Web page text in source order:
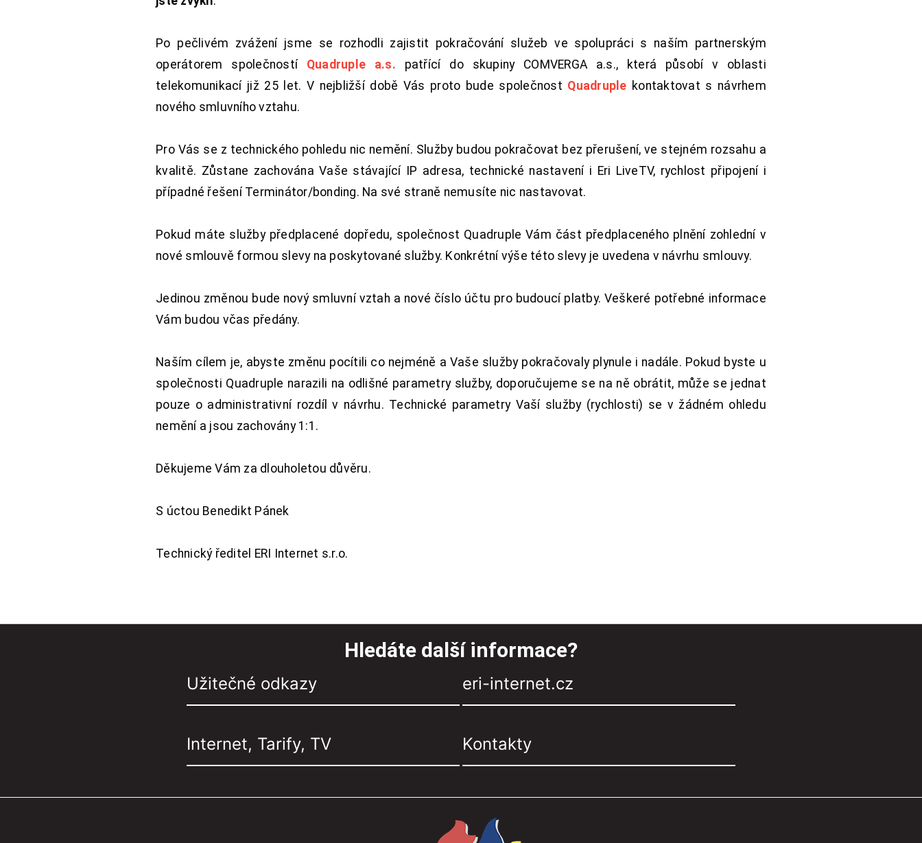
Po pečlivém zvážení jsme se rozhodli zajistit pokračování služeb ve spolupráci s naším partnerským
operátorem společností Quadruple a.s. patřící do skupiny COMVERGA a.s., která působí v oblasti
telekomunikací již 25 let. V nejbližší době Vás proto bude společnost Quadruple kontaktovat s návrhem
nového smluvního vztahu.
Pro Vás se z technického pohledu nic nemění. Služby budou pokračovat bez přerušení, ve stejném rozsahu a
kvalitě. Zůstane zachována Vaše stávající IP adresa, technické nastavení i Eri LiveTV, rychlost připojení i
případné řešení Terminátor/bonding. Na své straně nemusíte nic nastavovat.
Pokud máte služby předplacené dopředu, společnost Quadruple Vám část předplaceného plnění zohlední v
nové smlouvě formou slevy na poskytované služby. Konkrétní výše této slevy je uvedena v návrhu smlouvy.
Jedinou změnou bude nový smluvní vztah a nové číslo účtu pro budoucí platby. Veškeré potřebné informace
Vám budou včas předány.
Naším cílem je, abyste změnu pocítili co nejméně a Vaše služby pokračovaly plynule i nadále. Pokud byste u
společnosti Quadruple narazili na odlišné parametry služby, doporučujeme se na ně obrátit, může se jednat
pouze o administrativní rozdíl v návrhu. Technické parametry Vaší služby (rychlosti) se v žádném ohledu
nemění a jsou zachovány 1:1.
Děkujeme Vám za dlouholetou důvěru.
S úctou Benedikt Pánek
Technický ředitel ERI Internet s.r.o.
Hledáte další informace?
Užitečné odkazy eri-internet.cz
Internet, Tarify, TV Kontakty